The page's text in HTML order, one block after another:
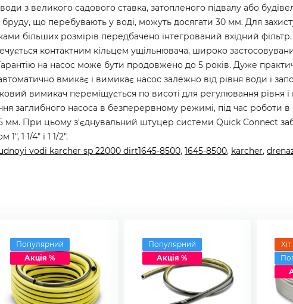
з великого садового ставка, затопленого підвалу або
що перебувають у воді, можуть досягати 30 мм. Для
більших розмірів передбачено інтегрований вхідний
контактним кільцем ущільнювача, широко
на насос може бути продовжено до 5 років. Дуже
вмикає і вимикає насос залежно від рівня води і
вимикач переміщується по висоті для регулювання рівня
заглибного насоса в безперервному режимі, під час роботи в
мм. При цьому з'єднувальний штуцер системи Quick Connect
1 1/4" і 1 1/2".
vodi karcher sp 22000 dirt1645-8500, 1645-8500, karcher,
Популярний
Акція %
Популярний
Акція %